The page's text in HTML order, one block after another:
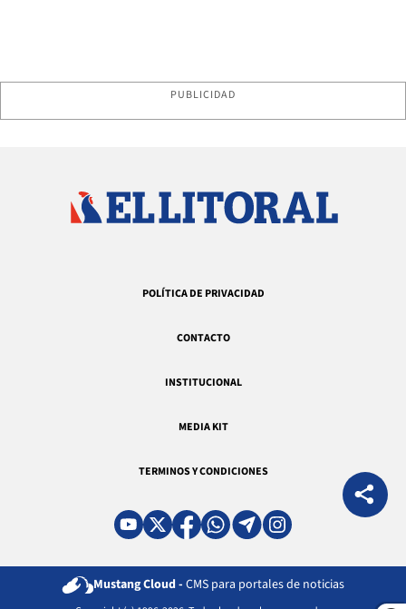
PUBLICIDAD
POLÍTICA DE PRIVACIDAD
CONTACTO
INSTITUCIONAL
MEDIA KIT
TERMINOS Y CONDICIONES
Mustang Cloud - CMS para portales de noticias